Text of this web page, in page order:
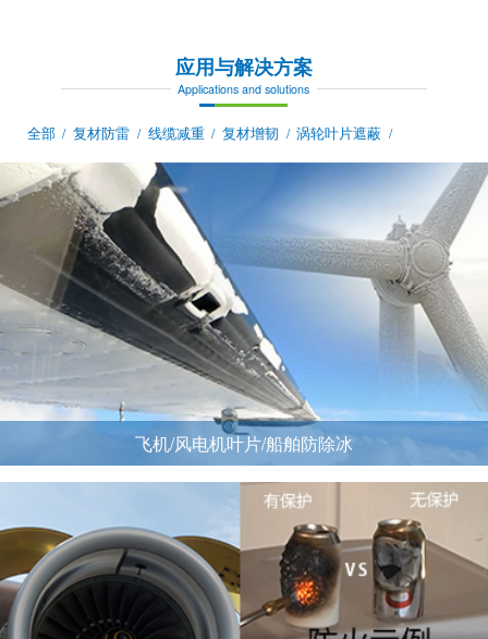
应用与解决方案
Applications and solutions
全部 / 复材防雷 / 线缆减重 / 复材增韧 / 涡轮叶片遮蔽 /
飞机/风电机叶片/船舶防除冰